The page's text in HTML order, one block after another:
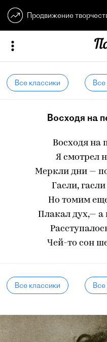
Продвижение
Все классики Все
Восходя на
Восходя на
Я смотрел
Меркли дни —
Гасли,
Но томим
Плакал дух,— а
Чей-то сон
Все классики Все